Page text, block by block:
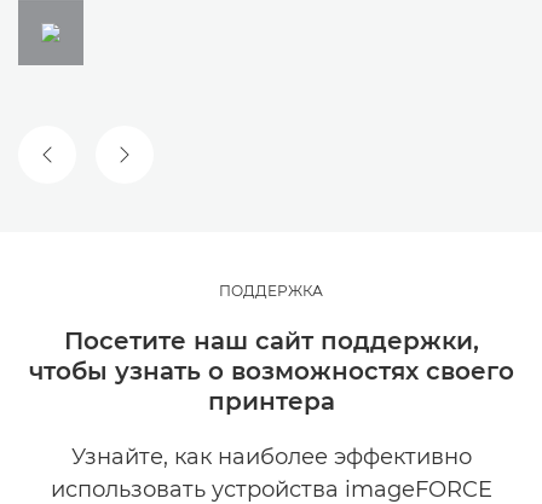
ПРЕДЫДУЩИЙ СЛАЙД
СЛЕДУЮЩИЙ СЛАЙД
ПОДДЕРЖКА
Посетите наш сайт поддержки,
чтобы узнать о возможностях своего
принтера
Узнайте, как наиболее эффективно
использовать устройства imageFORCE